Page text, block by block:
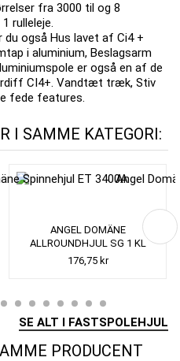
fra 3000 til og 8
rulleleje.
også Hus lavet af Ci4 +
i aluminium, Beslagsarm
er også en af de
CI4+. Vandtæt træk, Stiv
fede features.
I SAMME KATEGORI:
ANGEL DOMÄNE
ALLROUNDHJUL SG 1 KL
176,75 kr
SE ALT I FASTSPOLEHJUL
PRODUCENT